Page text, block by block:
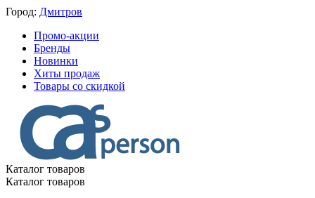
Город: Дмитров
Промо-акции
Бренды
Новинки
Хиты продаж
Товары со скидкой
Каталог товаров
Каталог товаров